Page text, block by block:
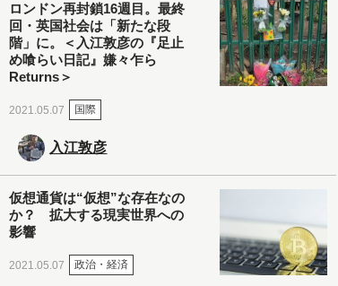
ロンドン再封鎖16週目。最終
回・英国社会は「新たな段
階」に。＜入江敦彦の『足止
め喰らい日記』嫌々乍ら
Returns＞
2021.05.07 国際
入江敦彦
仮想通貨は“仮想”な存在なの
か？ 拡大する現実世界への
影響
2021.05.07 政治・経済